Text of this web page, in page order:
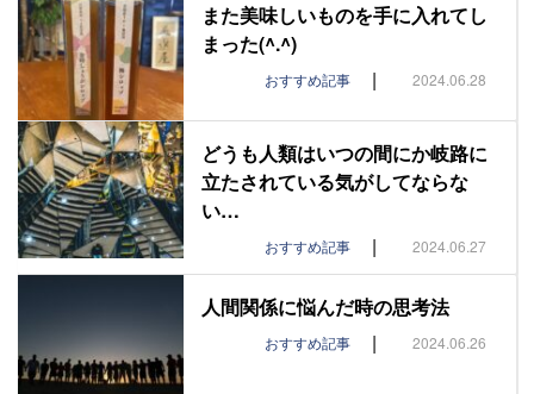
また美味しいものを手に入れてし
まった(^.^)
おすすめ記事 | 2024.06.28
どうも人類はいつの間にか岐路に
立たされている気がしてならな
い…
おすすめ記事 | 2024.06.27
人間関係に悩んだ時の思考法
おすすめ記事 | 2024.06.26